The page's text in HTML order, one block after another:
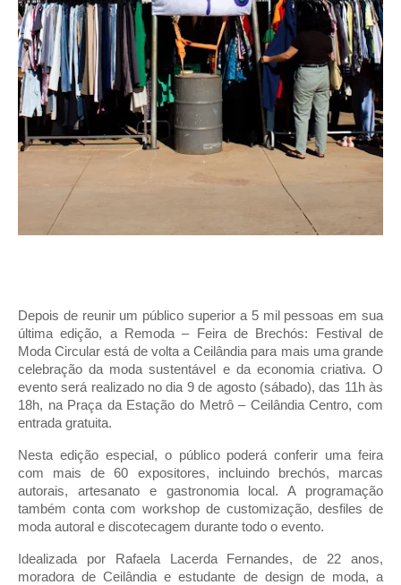
Depois de reunir um público superior a 5 mil pessoas em sua
última edição, a Remoda – Feira de Brechós: Festival de
Moda Circular está de volta a Ceilândia para mais uma grande
celebração da moda sustentável e da economia criativa. O
evento será realizado no dia 9 de agosto (sábado), das 11h às
18h, na Praça da Estação do Metrô – Ceilândia Centro, com
entrada gratuita.
Nesta edição especial, o público poderá conferir uma feira
com mais de 60 expositores, incluindo brechós, marcas
autorais, artesanato e gastronomia local. A programação
também conta com workshop de customização, desfiles de
moda autoral e discotecagem durante todo o evento.
Idealizada por Rafaela Lacerda Fernandes, de 22 anos,
moradora de Ceilândia e estudante de design de moda, a